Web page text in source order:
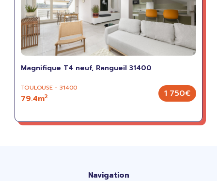
Magnifique T4 neuf, Rangueil 31400
TOULOUSE - 31400
79.4m2 1 750€
Navigation